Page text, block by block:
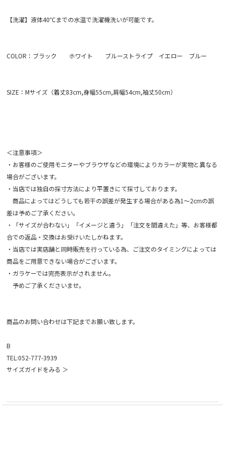
【洗濯】液体40℃までの水温で洗濯機洗いが可能です。
COLOR：ブラック ホワイト ブルーストライプ イエロー ブルー
SIZE：Mサイズ（着丈83cm,身幅55cm,肩幅54cm,袖丈50cm）
＜注意事項＞
・お客様のご使用モニターやブラウザなどの環境によりカラーが実物と異なる
場合がございます。
・当店では独自の採寸方法により平置きにて採寸しております。
商品によってはどうしても若干の誤差が発生する場合がある為1～2cmの誤
差は予めご了承ください。
・「サイズが合わない」「イメージと違う」「注文を間違えた」等、お客様都
合での返品・交換はお受けいたしかねます。
・当店では実店舗と同時販売を行っている為、ご注文のタイミングによっては
商品をご用意できない場合がございます。
・ガラケーでは完売表示がされません。
予めご了承くださいませ。
商品のお問い合わせは下記までお願い致します。
B
TEL:052-777-3939
サイズガイドをみる ＞